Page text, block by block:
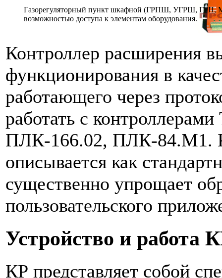
Газорегуляторный пункт шкафной (ГРПШ, УГРШ, ГРП,
возможностью доступа к элементам оборудования.
Контроллер расширения
функционирования в
работающего через
работать с
ПЛК-166.02, ПЛК-84.М1.
описывается как
существенно упрощает
пользовательского
Устройство и работа
КР представляет собой